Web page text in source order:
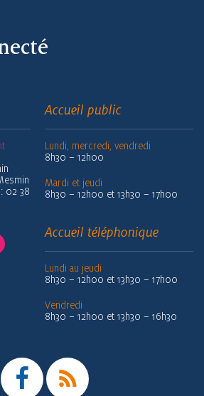
02 38
Accueil public
Lundi, mercredi, vendredi
8h30 – 12h00
Mardi et jeudi
8h30 – 12h00 et 13h30 – 17h00
Accueil téléphonique
Lundi au jeudi
8h30 – 12h00 et 13h30 – 17h00
Vendredi
8h30 – 12h00 et 13h30 – 16h30